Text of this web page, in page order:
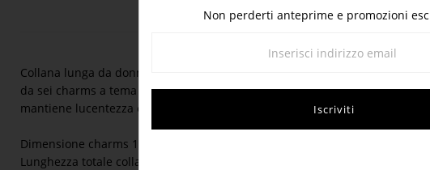
Collana lunga da donna in acciaio, indossabile come girocollo doppio giro
da sei charms a tema Croci e Madonnina di cui 2 incastonati con cristalli.
mantiene lucentezza e colore anche a contatto con l'acqua e detergenti -
Dimensione charms 1.5 cm
Lunghezza totale collana 99 cm + 4 di estensione
Non perderti anteprime e promozioni